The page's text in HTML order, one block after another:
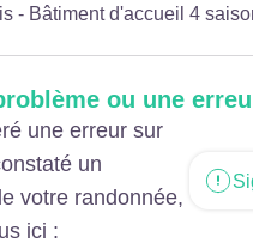
- Bâtiment d'accueil 4
ou une
une erreur sur
un
votre randonnée,
ici :